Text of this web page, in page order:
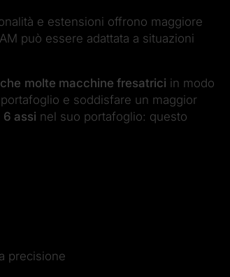
e estensioni offrono maggiore
può essere adattata a situazioni
molte macchine fresatrici in modo
e soddisfare un maggior
assi nel suo portafoglio: questo
precisione